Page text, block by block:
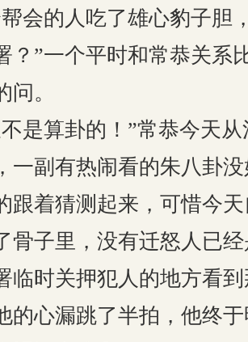
会的人吃了雄心豹子胆
？”一个平时和常恭关系
。
是算卦的！”常恭今天
一副有热闹看的朱八卦
跟着猜测起来，可惜今
骨子里，没有迁怒人已经
临时关押犯人的地方看到
的心漏跳了半拍，他终